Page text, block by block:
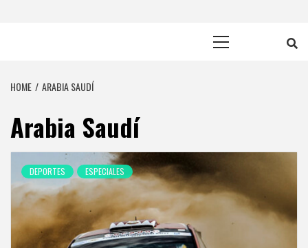
HOME ARABIA SAUDÍ
Arabia Saudí
DEPORTES ESPECIALES